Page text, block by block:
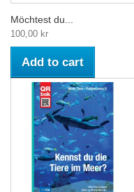
Möchtest du...
100,00 kr
Add to cart